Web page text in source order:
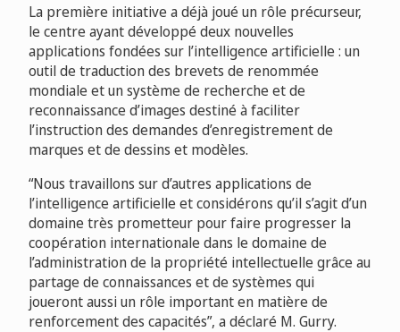
La première initiative a déjà joué un rôle précurseur,
le centre ayant développé deux nouvelles
applications fondées sur l’intelligence artificielle : un
outil de traduction des brevets de renommée
mondiale et un système de recherche et de
reconnaissance d’images destiné à faciliter
l’instruction des demandes d’enregistrement de
marques et de dessins et modèles.
“Nous travaillons sur d’autres applications de
l’intelligence artificielle et considérons qu’il s’agit d’un
domaine très prometteur pour faire progresser la
coopération internationale dans le domaine de
l’administration de la propriété intellectuelle grâce au
partage de connaissances et de systèmes qui
joueront aussi un rôle important en matière de
renforcement des capacités”, a déclaré M. Gurry.